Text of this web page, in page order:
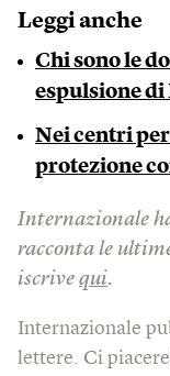
Leggi anche
Chi sono le
espulsione di
Nei centri
protezione
Internazionale
racconta le
iscrive qui.
Internazionale
lettere. Ci